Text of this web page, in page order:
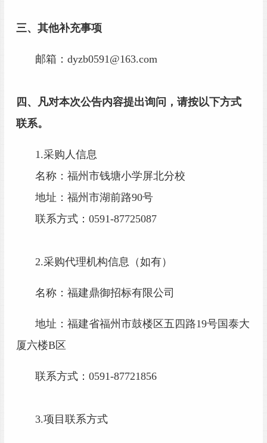
三、其他补充事项
邮箱： dyzb0591@163.com
四、凡对本次公告内容提出询问，请按以下方式
联系。
1.采购人信息
名称：福州市钱塘小学屏北分校
地址：福州市湖前路90号
联系方式： 0591-87725087
2.采购代理机构信息（如有）
名称：福建鼎御招标有限公司
地址： 福建省福州市鼓楼区五四路19号国泰大
厦六楼B区
联系方式： 0591-87721856
3.项目联系方式